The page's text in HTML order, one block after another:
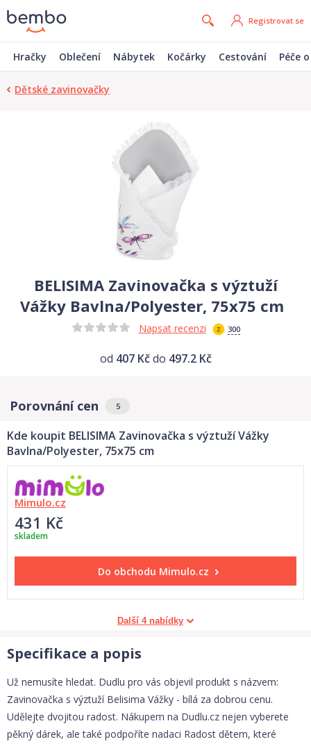
Registrovat se
Hračky Oblečení Nábytek Kočárky Cestování Péče
Dětské zavinovačky
BELISIMA Zavinovačka s výztuží
Vážky Bavlna/Polyester, 75x75 cm
Napsat recenzi 300
od 407 Kčdo 497.2 Kč
Porovnání cen 5
Kde koupit BELISIMA Zavinovačka s výztuží Vážky
Bavlna/Polyester, 75x75 cm
Mimulo.cz
431 Kč
skladem
Do obchodu Mimulo.cz
Další 4 nabídky
Specifikace a popis
Už nemusíte hledat. Dudlu pro vás objevil produkt s názvem:
Zavinovačka s výztuží Belisima Vážky - bílá za dobrou cenu.
Udělejte dvojitou radost. Nákupem na Dudlu.cz nejen vyberete
pěkný dárek, ale také podpoříte nadaci Radost dětem, které